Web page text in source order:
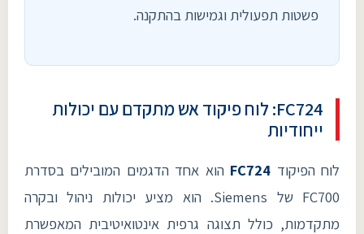
פשטות תפעולית וגמישות בהתקנה.
FC724: לוח פיקוד אש מתקדם עם יכולות
ייחודיות
לוח הפיקוד FC724 הוא אחד הדגמים המובילים בסדרת
FC700 של Siemens. הוא מציע יכולות ניהול ובקרה
מתקדמות, כולל תצוגה גרפית אינטואיטיבית המאפשרת